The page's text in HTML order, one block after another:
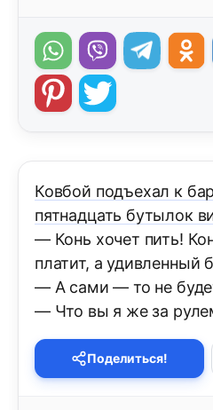
Ковбой подъехал к
пятнадцать бутылок
— Конь хочет пить!
платит, а удивленный
— А сами — то не
— Что вы я же за
Поделиться!